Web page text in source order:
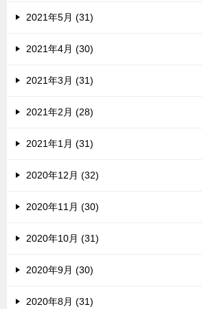
2021年5月 (31)
2021年4月 (30)
2021年3月 (31)
2021年2月 (28)
2021年1月 (31)
2020年12月 (32)
2020年11月 (30)
2020年10月 (31)
2020年9月 (30)
2020年8月 (31)